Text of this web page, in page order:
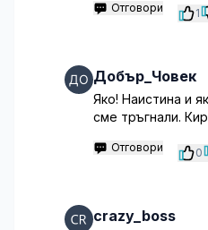
Отговори 1
Добър_Човек
Яко! Наистина и
сме тръгнали.
Отговори 0
crazy_boss